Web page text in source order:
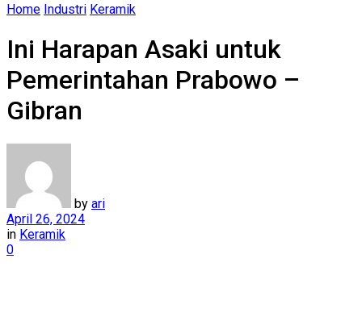
Home Industri Keramik
Ini Harapan Asaki untuk
Pemerintahan Prabowo –
Gibran
by ari
April 26, 2024
in Keramik
0